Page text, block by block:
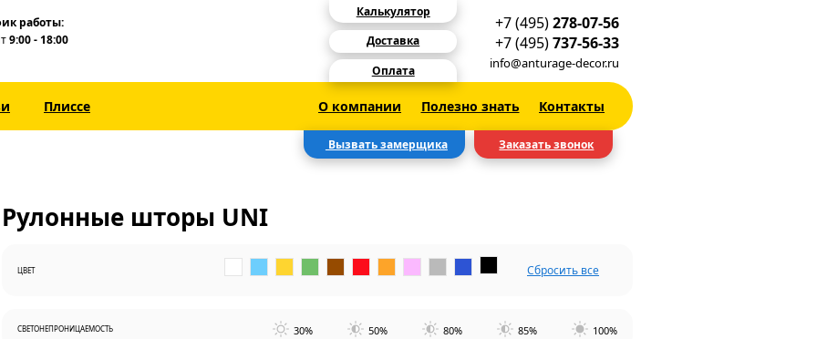
работы:
9:00 - 18:00
Калькулятор
Доставка
Оплата
+7 (495)278-07-56
+7 (495)737-56-33
info@anturage-decor.ru
Плиссе О компании Полезно знать Контакты
Вызвать замерщика Заказать звонок
Рулонные шторы UNI
ЦВЕТ Сбросить все
СВЕТОНЕПРОНИЦАЕМОСТЬ 30% 50% 80% 85% 100%